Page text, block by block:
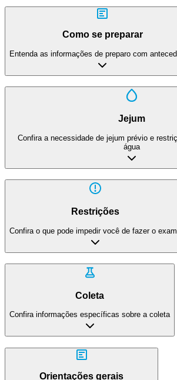
Como se preparar
Entenda as informações de preparo com
Jejum
Confira a necessidade de jejum prévio e
água
Restrições
Confira o que pode impedir você de fazer o
Coleta
Confira informações específicas sobre a coleta
Orientações gerais